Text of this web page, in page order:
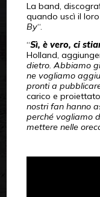
La band,
quando uscì il
By“.
“Sì, è vero, ci
Holland,
dietro. Abbiamo
ne vogliamo
pronti a
carico e
nostri fan hanno
perché vogliamo
mettere nelle